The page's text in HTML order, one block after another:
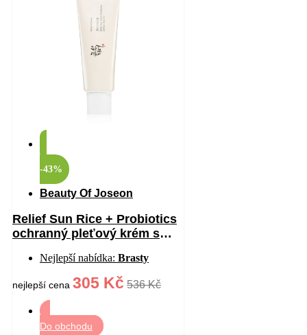
-43%
Beauty Of Joseon
Relief Sun Rice + Probiotics
ochranný pleťový krém s
Nejlepší nabídka: Brasty
nejlepší cena 305 Kč 536 Kč
Do obchodu